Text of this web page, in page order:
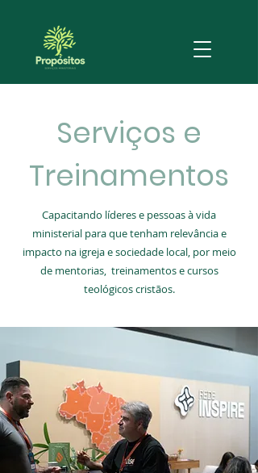
Serviços e
Treinamentos
História
Capacitando líderes e pessoas à vida
ministerial para que tenham relevância e
impacto na igreja e sociedade local, por meio
de mentorias, treinamentos e cursos
teológicos cristãos.